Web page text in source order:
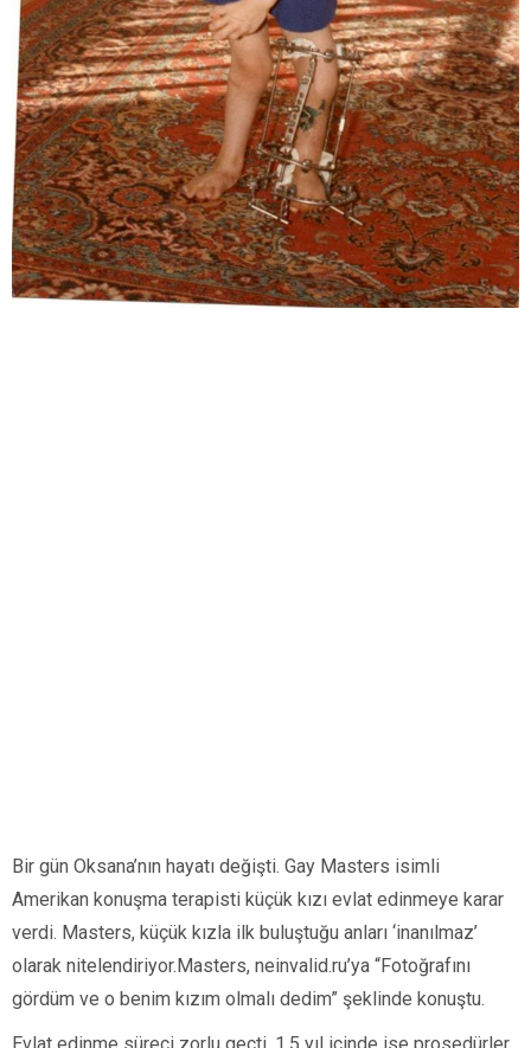
Bir gün Oksana’nın hayatı değişti. Gay Masters isimli
Amerikan konuşma terapisti küçük kızı evlat edinmeye karar
verdi. Masters, küçük kızla ilk buluştuğu anları ‘inanılmaz’
olarak nitelendiriyor.Masters, neinvalid.ru’ya “Fotoğrafını
gördüm ve o benim kızım olmalı dedim” şeklinde konuştu.